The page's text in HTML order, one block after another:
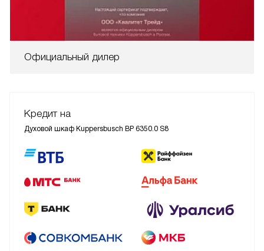
Официальный дилер
Кредит на
Духовой шкаф Kuppersbusch BP 6350.0 S8